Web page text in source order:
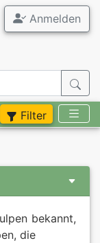
Anmelden
Filter
bekannt,
die
Flieder
Allium
Anemonen
Dahlien